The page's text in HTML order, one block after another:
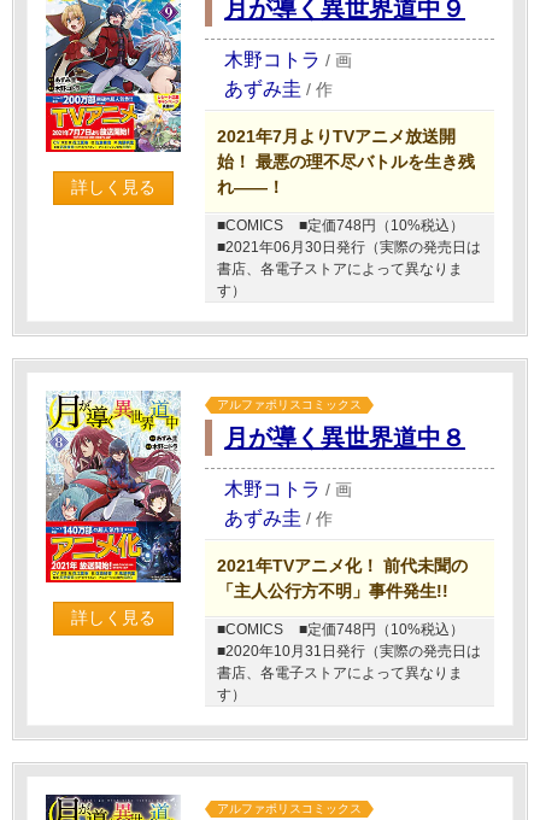
詳しく見る
月が導く異世界道中９
木野コトラ / 画
あずみ圭 / 作
2021年7月よりTVアニメ放送開
始！ 最悪の理不尽バトルを生き残
れ――！
■COMICS
■定価748円（10%税込）
■2021年06月30日発行（実際の発売日は
書店、各電子ストアによって異なりま
す）
詳しく見る
アルファポリスコミックス
月が導く異世界道中８
木野コトラ / 画
あずみ圭 / 作
2021年TVアニメ化！ 前代未聞の
「主人公行方不明」事件発生!!
■COMICS
■定価748円（10%税込）
■2020年10月31日発行（実際の発売日は
書店、各電子ストアによって異なりま
す）
アルファポリスコミックス